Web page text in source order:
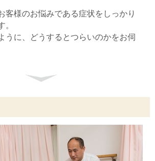
客様のお悩みである症状をしっかり
。
うに、どうするとつらいのかをお伺